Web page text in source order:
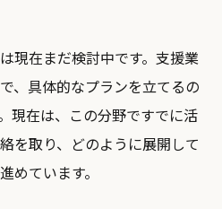
現在まだ検討中です。支援業
、具体的なプランを立てるの
現在は、この分野ですでに活
を取り、どのように展開して
めています。